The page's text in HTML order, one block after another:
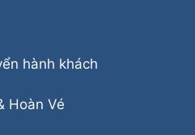
hành khách
Hoàn Vé